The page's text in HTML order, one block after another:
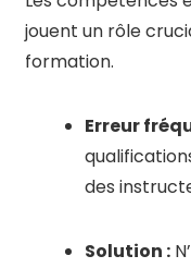
jouent un rôle
formation.
Erreur
des
Solution :